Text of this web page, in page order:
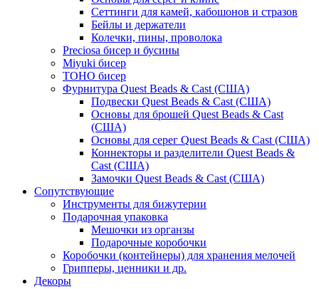
Сеттинги для камей, кабошонов и стразов
Бейлы и держатели
Колечки, пины, проволока
Preciosa бисер и бусины
Miyuki бисер
TOHO бисер
Фурнитура Quest Beads & Cast (США)
Подвески Quest Beads & Cast (США)
Основы для брошей Quest Beads & Cast
(США)
Основы для серег Quest Beads & Cast (США)
Коннекторы и разделители Quest Beads &
Cast (США)
Замочки Quest Beads & Cast (США)
Сопутствующие
Инструменты для бижутерии
Подарочная упаковка
Мешочки из органзы
Подарочные коробочки
Коробочки (контейнеры) для хранения мелочей
Грипперы, ценники и др.
Декоры